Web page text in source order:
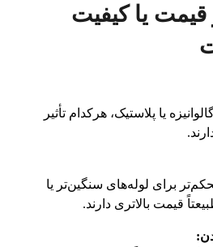
قیمت یا کیفیت
یا پلاستیک، هرکدام تأثیر
برای لوله‌های سنگین‌تر یا
قیمت بالاتری دارند.